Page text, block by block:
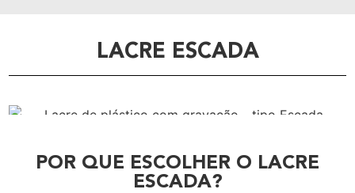
LACRE ESCADA
POR QUE ESCOLHER O LACRE
ESCADA?